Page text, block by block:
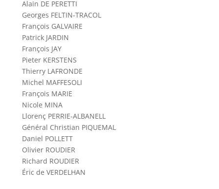
Alain DE PERETTI
Georges FELTIN-TRACOL
François GALVAIRE
Patrick JARDIN
François JAY
Pieter KERSTENS
Thierry LAFRONDE
Michel MAFFESOLI
François MARIE
Nicole MINA
Llorenç PERRIE-ALBANELL
Général Christian PIQUEMAL
Daniel POLLETT
Olivier ROUDIER
Richard ROUDIER
Éric de VERDELHAN